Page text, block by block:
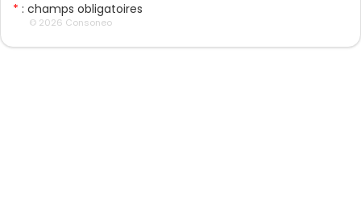
* : champs obligatoires
© 2026 Consoneo